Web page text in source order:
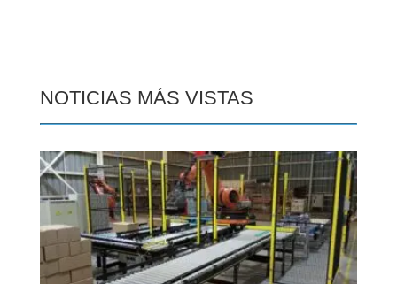
NOTICIAS MÁS VISTAS